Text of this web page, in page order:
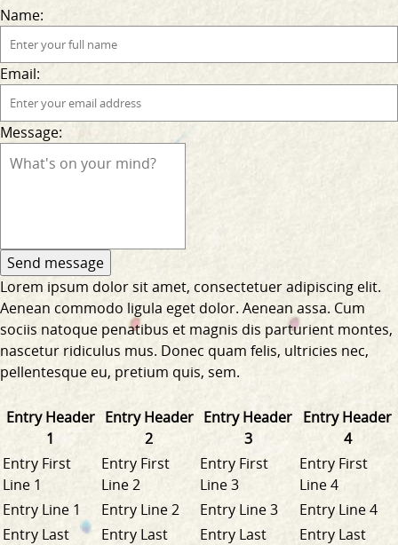
Name:
Email:
Message:
Lorem ipsum dolor sit amet, consectetuer adipiscing elit.
Aenean commodo ligula eget dolor. Aenean assa. Cum
sociis natoque penatibus et magnis dis parturient montes,
nascetur ridiculus mus. Donec quam felis, ultricies nec,
pellentesque eu, pretium quis, sem.
Entry Header
1
Entry Header
2
Entry Header
3
Entry Header
4
Entry First
Line 1
Entry First
Line 2
Entry First
Line 3
Entry First
Line 4
Entry Line 1
Entry Line 2 Entry Line 3
Entry Line 4
Entry Last
Entry Last
Entry Last
Entry Last